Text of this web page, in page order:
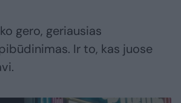
gero, geriausias
Ir to, kas juose